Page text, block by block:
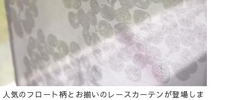
人気のフロート柄とお揃いのレースカーテンが登場しま